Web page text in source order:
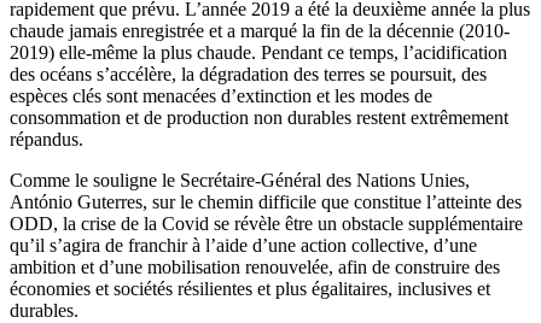
rapidement que prévu. L’année 2019 a été la deuxième année la plus
chaude jamais enregistrée et a marqué la fin de la décennie (2010-
2019) elle-même la plus chaude. Pendant ce temps, l’acidification
des océans s’accélère, la dégradation des terres se poursuit, des
espèces clés sont menacées d’extinction et les modes de
consommation et de production non durables restent extrêmement
répandus.
Comme le souligne le Secrétaire-Général des Nations Unies,
António Guterres, sur le chemin difficile que constitue l’atteinte des
ODD, la crise de la Covid se révèle être un obstacle supplémentaire
qu’il s’agira de franchir à l’aide d’une action collective, d’une
ambition et d’une mobilisation renouvelée, afin de construire des
économies et sociétés résilientes et plus égalitaires, inclusives et
durables.